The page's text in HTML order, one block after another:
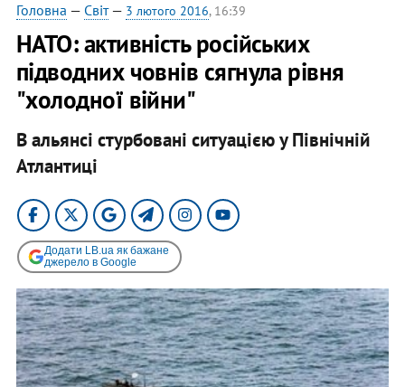
Головна — Світ— 3 лютого 2016, 16:39
НАТО: активність російських
підводних човнів сягнула рівня
"холодної війни"
В альянсі стурбовані ситуацією у Північній
Атлантиці
Додати LB.ua як бажане
джерело в Google